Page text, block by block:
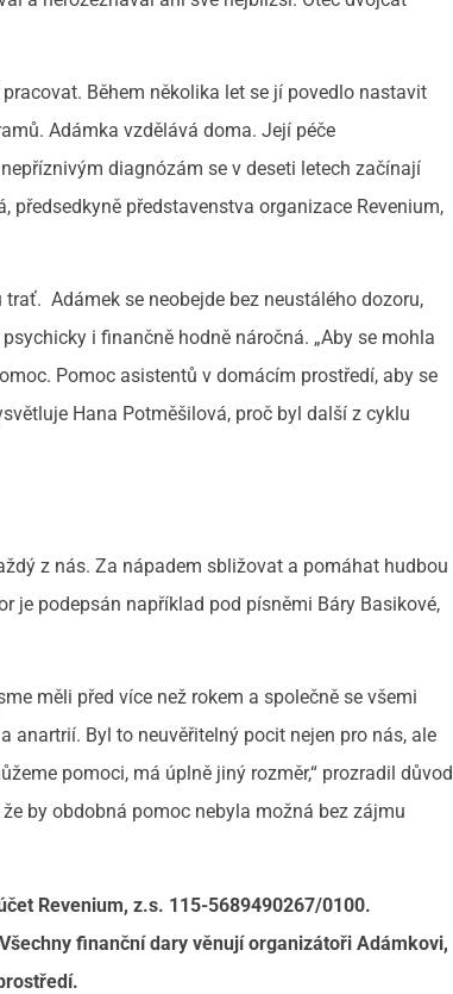
Během několika let se jí povedlo nastavit
Adámka vzdělává doma. Její péče
diagnózám se v deseti letech začínají
předsedkyně představenstva organizace Revenium,
Adámek se neobejde bez neustálého dozoru,
i finančně hodně náročná. „Aby se mohla
Pomoc asistentů v domácím prostředí, aby se
Hana Potměšilová, proč byl další z cyklu
z nás. Za nápadem sbližovat a pomáhat hudbou
je podepsán například pod písněmi Báry Basikové,
měli před více než rokem a společně se všemi
anartrií. Byl to neuvěřitelný pocit nejen pro nás, ale
pomoci, má úplně jiný rozměr,“ prozradil důvod
by obdobná pomoc nebyla možná bez zájmu
Revenium, z.s. 115-5689490267/0100.
finanční dary věnují organizátoři Adámkovi,